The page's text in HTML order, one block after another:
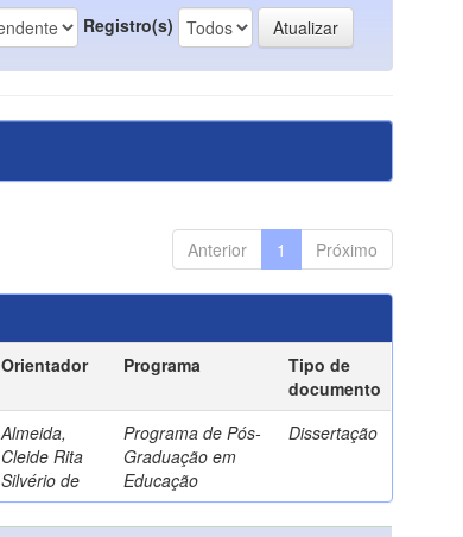
Registro(s)
Anterior 1 Próximo
Orientador Programa
Tipo de
documento
Almeida,
Cleide Rita
Silvério de
Programa de Pós-
Graduação em
Educação
Dissertação